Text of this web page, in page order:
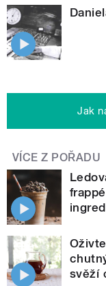
Jak
VÍCE Z POŘADU
svěží